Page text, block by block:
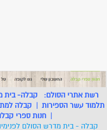
רשת אתרי הסולם: קבלה- בית
תלמוד עשר הספירות | קבלה
| חנות ספרי
קבלה - בית מדרש הסולם